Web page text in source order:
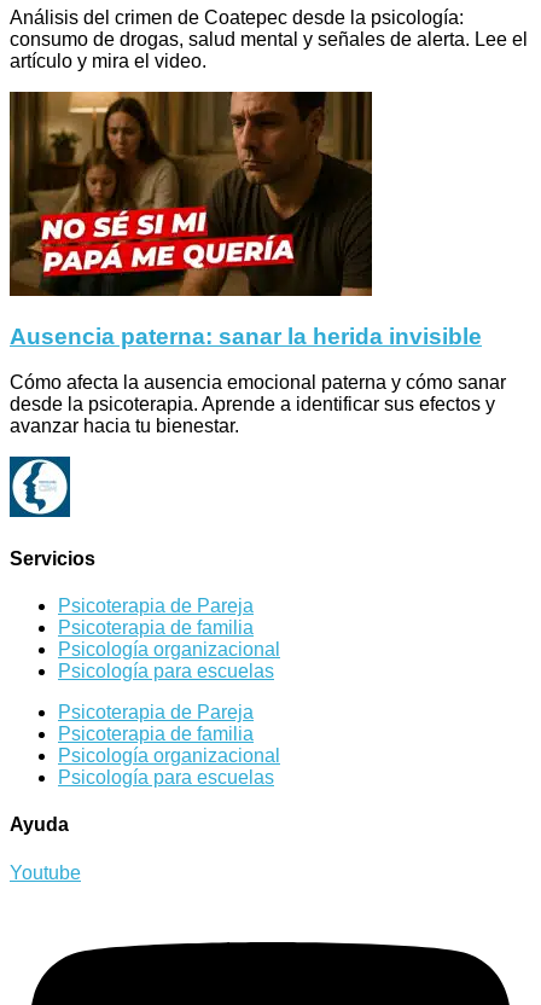
Análisis del crimen de Coatepec desde la psicología:
consumo de drogas, salud mental y señales de alerta. Lee el
artículo y mira el video.
Ausencia paterna: sanar la herida invisible
Cómo afecta la ausencia emocional paterna y cómo sanar
desde la psicoterapia. Aprende a identificar sus efectos y
avanzar hacia tu bienestar.
Servicios
Psicoterapia de Pareja
Psicoterapia de familia
Psicología organizacional
Psicología para escuelas
Psicoterapia de Pareja
Psicoterapia de familia
Psicología organizacional
Psicología para escuelas
Ayuda
Youtube